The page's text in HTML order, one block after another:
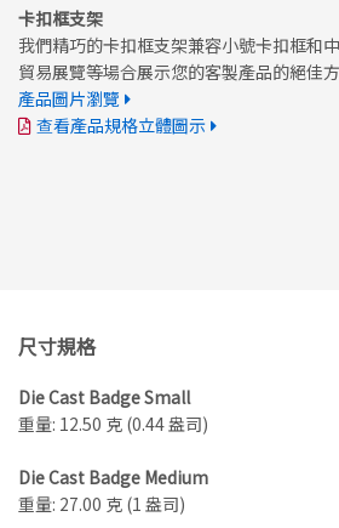
卡扣框支架
我們精巧的卡扣框支架兼容小號卡扣框和
貿易展覽等場合展示您的客製產品的絕佳方
產品圖片瀏覽
查看產品規格立體圖示
尺寸規格
Die Cast Badge Small
重量: 12.50 克 (0.44 盎司)
Die Cast Badge Medium
重量: 27.00 克 (1 盎司)